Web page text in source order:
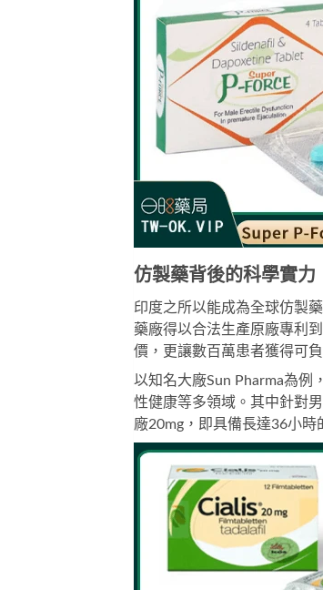
仿製藥背後的科學實力
印度之所以能成為全球仿製
藥廠得以合法生產原廠專利
價，更讓數百萬患者獲得可
以知名大廠Sun Pharma為例
性健康等多領域。其中針對
廠20mg ，即具備長達36小